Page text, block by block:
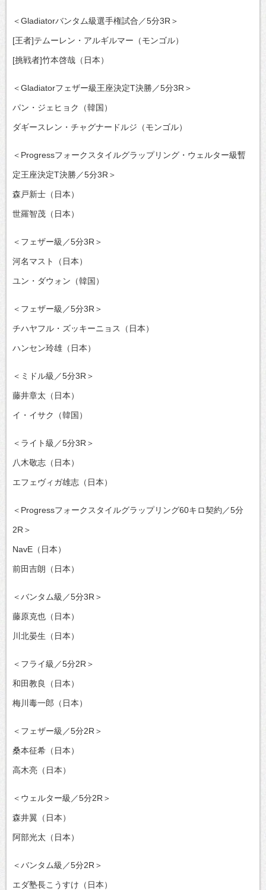
＜Gladiatorバンタム級選手権試合／5分3R＞
[王者]テムーレン・アルギルマー（モンゴル）
[挑戦者]竹本啓哉（日本）
＜Gladiatorフェザー級王座決定T決勝／5分3R＞
パン・ジェヒョク（韓国）
ダギースレン・チャグナードルジ（モンゴル）
＜Progressフォークスタイルグラップリング・ウェルター級暫
定王座決定T決勝／5分3R＞
森戸新士（日本）
世羅智茂（日本）
＜フェザー級／5分3R＞
河名マスト（日本）
ユン・ダウォン（韓国）
＜フェザー級／5分3R＞
チハヤフル・ズッキーニョス（日本）
ハンセン玲雄（日本）
＜ミドル級／5分3R＞
藤井章太（日本）
イ・イサク（韓国）
＜ライト級／5分3R＞
八木敬志（日本）
エフェヴィガ雄志（日本）
＜Progressフォークスタイルグラップリング60キロ契約／5分
2R＞
NavE（日本）
前田吉朗（日本）
＜バンタム級／5分3R＞
藤原克也（日本）
川北晏生（日本）
＜フライ級／5分2R＞
和田教良（日本）
梅川毒一郎（日本）
＜フェザー級／5分2R＞
桑本征希（日本）
高木亮（日本）
＜ウェルター級／5分2R＞
森井翼（日本）
阿部光太（日本）
＜バンタム級／5分2R＞
エダ塾長こうすけ（日本）